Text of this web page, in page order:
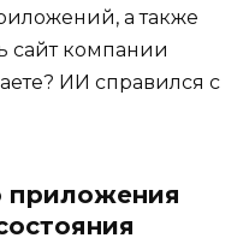
а также
сайт компании
ИИ справился с
приложения